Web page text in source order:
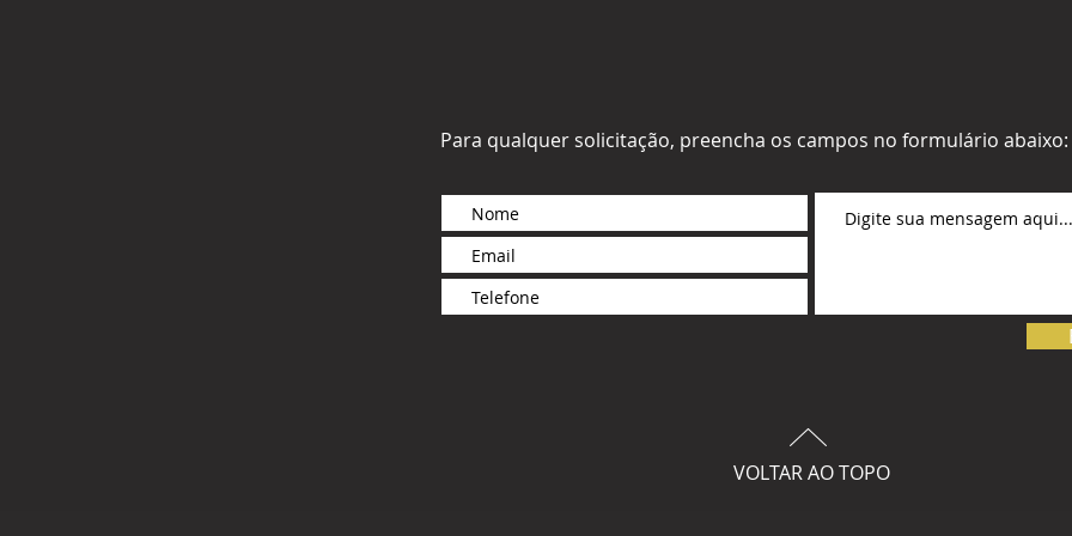
Para qualquer solicitação, preencha os campos no formulário abaixo:
VOLTAR AO TOPO